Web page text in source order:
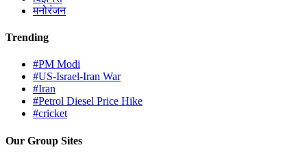
मनोरंजन
Trending
#PM Modi
#US-Israel-Iran War
#Iran
#Petrol Diesel Price Hike
#cricket
Our Group Sites